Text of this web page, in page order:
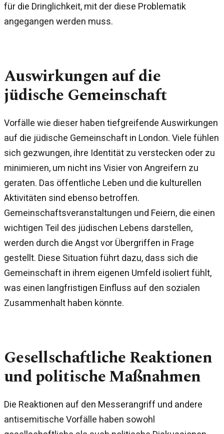
für die Dringlichkeit, mit der diese Problematik
angegangen werden muss.
Auswirkungen auf die
jüdische Gemeinschaft
Vorfälle wie dieser haben tiefgreifende Auswirkungen
auf die jüdische Gemeinschaft in London. Viele fühlen
sich gezwungen, ihre Identität zu verstecken oder zu
minimieren, um nicht ins Visier von Angreifern zu
geraten. Das öffentliche Leben und die kulturellen
Aktivitäten sind ebenso betroffen.
Gemeinschaftsveranstaltungen und Feiern, die einen
wichtigen Teil des jüdischen Lebens darstellen,
werden durch die Angst vor Übergriffen in Frage
gestellt. Diese Situation führt dazu, dass sich die
Gemeinschaft in ihrem eigenen Umfeld isoliert fühlt,
was einen langfristigen Einfluss auf den sozialen
Zusammenhalt haben könnte.
Gesellschaftliche Reaktionen
und politische Maßnahmen
Die Reaktionen auf den Messerangriff und andere
antisemitische Vorfälle haben sowohl